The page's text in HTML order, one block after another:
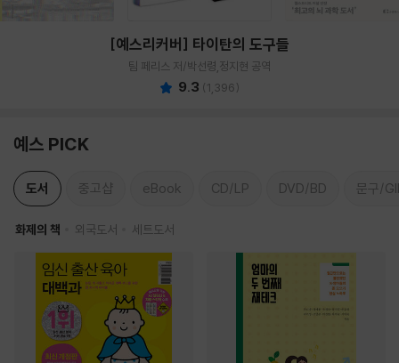
[예스리커버] 타이탄의 도구들
팀 페리스 저/박선령,정지현 공역
9.3 (1,396)
예스 PICK
도서 중고샵 eBook CD/LP DVD/BD 문구/
화제의 책 외국도서 세트도서